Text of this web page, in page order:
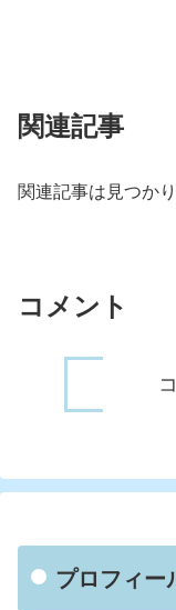
関連記事
関連記事は見つか
コメント
プロフィー